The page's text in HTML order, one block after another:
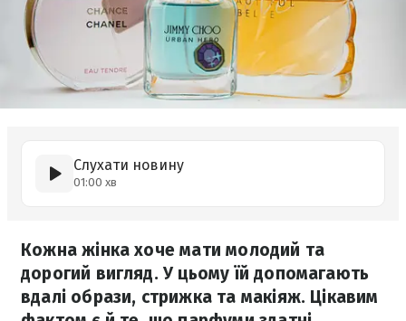
Слухати новину
01:00 хв
Кожна жінка хоче мати молодий та
дорогий вигляд. У цьому їй допомагають
вдалі образи, стрижка та макіяж. Цікавим